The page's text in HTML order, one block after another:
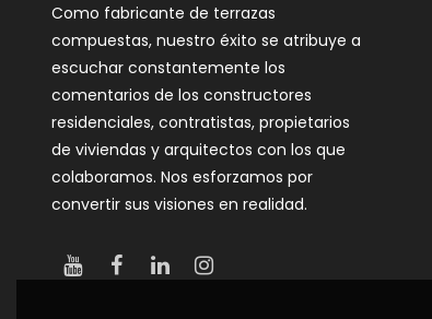
Como fabricante de terrazas
compuestas, nuestro éxito se atribuye a
escuchar constantemente los
comentarios de los constructores
residenciales, contratistas, propietarios
de viviendas y arquitectos con los que
colaboramos. Nos esforzamos por
convertir sus visiones en realidad.